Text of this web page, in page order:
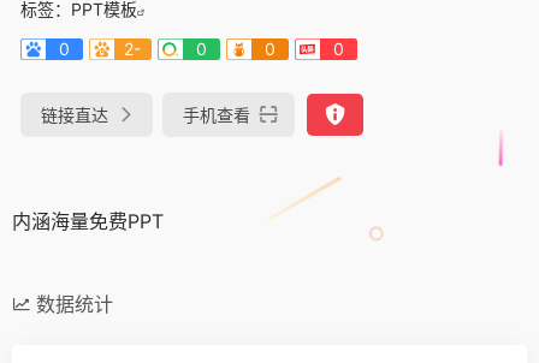
标签： PPT模板
0
2- 0 0 0
链接直达 手机查看
内涵海量免费PPT
数据统计